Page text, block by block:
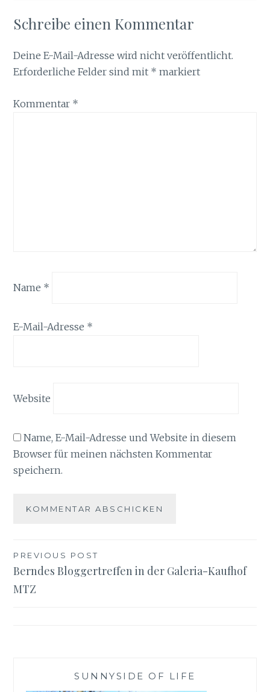
Schreibe einen Kommentar
Deine E-Mail-Adresse wird nicht veröffentlicht.
Erforderliche Felder sind mit * markiert
Kommentar *
Name *
E-Mail-Adresse *
Website
Name, E-Mail-Adresse und Website in diesem
Browser für meinen nächsten Kommentar
speichern.
Beitragsnavigation
PREVIOUS POST
Berndes Bloggertreffen in der Galeria-Kaufhof
MTZ
SUNNYSIDE OF LIFE